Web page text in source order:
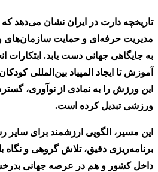
تاریخچه دارت در ایران نشان می‌دهد که
مدیریت حرفه‌ای و حمایت
به جایگاهی جهانی دست یابد. ابتکارات
آموزش تا ایجاد المپیاد بین‌المللی
این ورزش را به نمادی از نوآوری،
ورزشی تبدیل کرده است.
این مسیر، الگویی ارزشمند برای
برنامه‌ریزی دقیق، تلاش گروهی و نگاه
داخل کشور و هم در عرصه جهانی